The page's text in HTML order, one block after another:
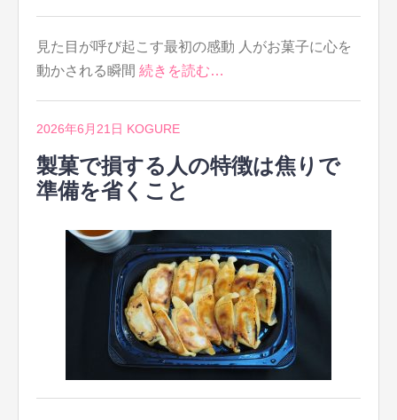
見た目が呼び起こす最初の感動 人がお菓子に心を
動かされる瞬間 続きを読む…
2026年6月21日 KOGURE
製菓で損する人の特徴は焦りで
準備を省くこと